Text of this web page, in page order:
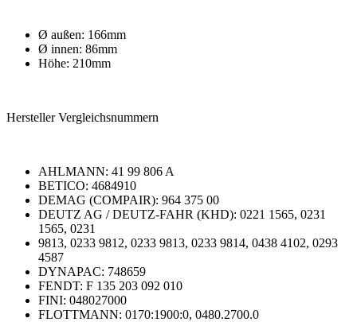
Ø außen: 166mm
Ø innen: 86mm
Höhe: 210mm
Hersteller Vergleichsnummern
AHLMANN: 41 99 806 A
BETICO: 4684910
DEMAG (COMPAIR): 964 375 00
DEUTZ AG / DEUTZ-FAHR (KHD): 0221 1565, 0231
1565, 0231
9813, 0233 9812, 0233 9813, 0233 9814, 0438 4102, 0293
4587
DYNAPAC: 748659
FENDT: F 135 203 092 010
FINI: 048027000
FLOTTMANN: 0170:1900:0, 0480.2700.0